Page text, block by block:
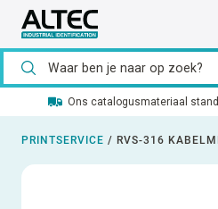
Ons catalogusmateriaal
PRINTSERVICE / RVS-316